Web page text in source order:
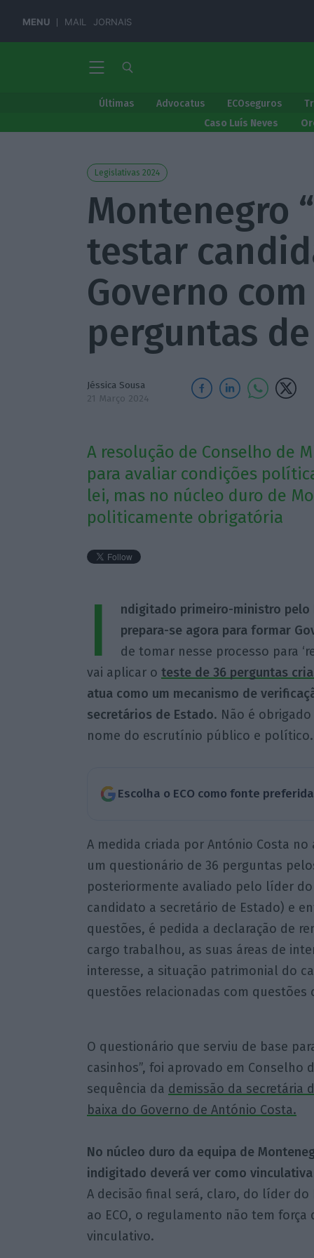
MENU MAIL JORNAIS
Últimas Advocatus ECOseguros
Caso Luís Neves
Legislativas 2024
Montenegro
testar
Governo com
perguntas
Jéssica Sousa
21 Março 2024
A resolução de Conselho de
para avaliar condições
lei, mas no núcleo duro de
politicamente obrigatória
I
ndigitado primeiro-ministro pelo
prepara-se agora para formar
de tomar nesse processo para
vai aplicar o teste de 36 perguntas
atua como um mecanismo de
secretários de Estado. Não é
nome do escrutínio público e político.
Escolha o ECO como fonte
A medida criada por António Costa
um questionário de 36 perguntas
posteriormente avaliado pelo líder
candidato a secretário de Estado) e
questões, é pedida a declaração de
cargo trabalhou, as suas áreas de
interesse, a situação patrimonial do
questões relacionadas com questões
O questionário que serviu de base
casinhos”, foi aprovado em Conselho
sequência da demissão da secretária
baixa do Governo de António Costa.
No núcleo duro da equipa de
indigitado deverá ver como
A decisão final será, claro, do líder do
ao ECO, o regulamento não tem
vinculativo.